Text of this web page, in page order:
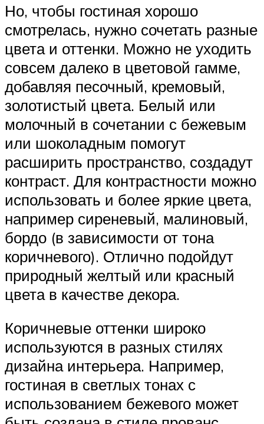
Но, чтобы гостиная хорошо
смотрелась, нужно сочетать разные
цвета и оттенки. Можно не уходить
совсем далеко в цветовой гамме,
добавляя песочный, кремовый,
золотистый цвета. Белый или
молочный в сочетании с бежевым
или шоколадным помогут
расширить пространство, создадут
контраст. Для контрастности можно
использовать и более яркие цвета,
например сиреневый, малиновый,
бордо (в зависимости от тона
коричневого). Отлично подойдут
природный желтый или красный
цвета в качестве декора.
Коричневые оттенки широко
используются в разных стилях
дизайна интерьера. Например,
гостиная в светлых тонах с
использованием бежевого может